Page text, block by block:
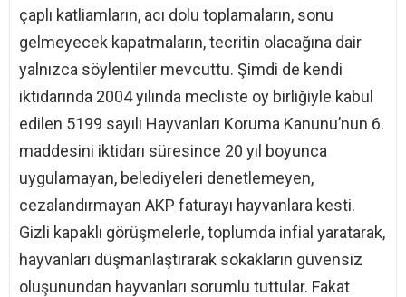
çaplı katliamların, acı dolu toplamaların, sonu
gelmeyecek kapatmaların, tecritin olacağına dair
yalnızca söylentiler mevcuttu. Şimdi de kendi
iktidarında 2004 yılında mecliste oy birliğiyle kabul
edilen 5199 sayılı Hayvanları Koruma Kanunu’nun 6.
maddesini iktidarı süresince 20 yıl boyunca
uygulamayan, belediyeleri denetlemeyen,
cezalandırmayan AKP faturayı hayvanlara kesti.
Gizli kapaklı görüşmelerle, toplumda infial yaratarak,
hayvanları düşmanlaştırarak sokakların güvensiz
oluşunundan hayvanları sorumlu tuttular. Fakat